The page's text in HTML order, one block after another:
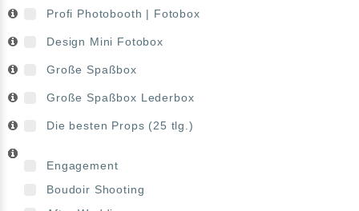
Profi Photobooth | Fotobox
Design Mini Fotobox
Große Spaßbox
Große Spaßbox Lederbox
Die besten Props (25 tlg.)
Engagement
Boudoir Shooting